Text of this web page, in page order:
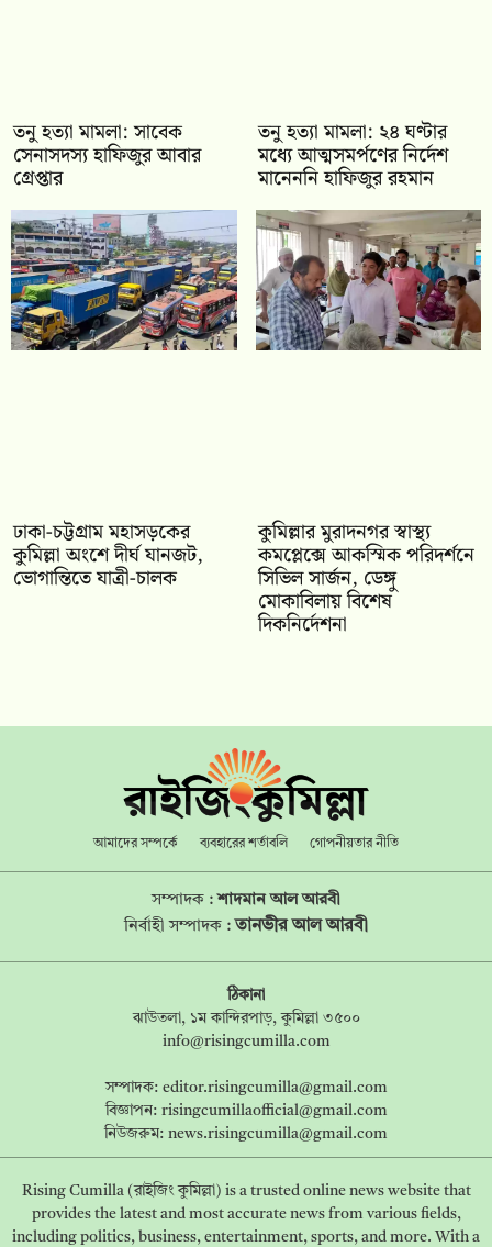
তনু হত্যা মামলা: সাবেক
সেনাসদস্য হাফিজুর আবার
গ্রেপ্তার
তনু হত্যা মামলা: ২৪ ঘণ্টার
মধ্যে আত্মসমর্পণের নির্দেশ
মানেননি হাফিজুর রহমান
ঢাকা-চট্টগ্রাম মহাসড়কের
কুমিল্লা অংশে দীর্ঘ যানজট,
ভোগান্তিতে যাত্রী-চালক
কুমিল্লার মুরাদনগর স্বাস্থ্য
কমপ্লেক্সে আকস্মিক পরিদর্শনে
সিভিল সার্জন, ডেঙ্গু
মোকাবিলায় বিশেষ
দিকনির্দেশনা
আমাদের সম্পর্কে ব্যবহারের শর্তাবলি গোপনীয়তার নীতি
সম্পাদক :শাদমান আল আরবী
নির্বাহী সম্পাদক : তানভীর আল আরবী
ঠিকানা
ঝাউতলা, ১ম কান্দিরপাড়, কুমিল্লা ৩৫০০
info@risingcumilla.com
সম্পাদক: editor.risingcumilla@gmail.com
বিজ্ঞাপন: risingcumillaofficial@gmail.com
নিউজরুম: news.risingcumilla@gmail.com
Rising Cumilla (রাইজিং কুমিল্লা) is a trusted online news website that
provides the latest and most accurate news from various fields,
including politics, business, entertainment, sports, and more. With a